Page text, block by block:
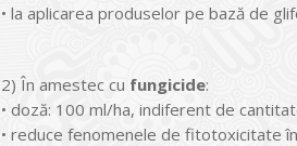
• la aplicarea produselor pe bază de
2) În amestec cu fungicide:
• doză: 100 ml/ha, indiferent de
• reduce fenomenele de fitotoxicitate